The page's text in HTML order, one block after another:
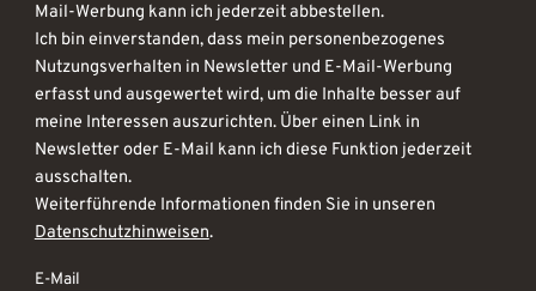
Mail-Werbung kann ich jederzeit abbestellen.
Ich bin einverstanden, dass mein personenbezogenes
Nutzungsverhalten in Newsletter und E-Mail-Werbung
erfasst und ausgewertet wird, um die Inhalte besser auf
meine Interessen auszurichten. Über einen Link in
Newsletter oder E-Mail kann ich diese Funktion jederzeit
ausschalten.
Weiterführende Informationen finden Sie in unseren
Datenschutzhinweisen.
E-Mail